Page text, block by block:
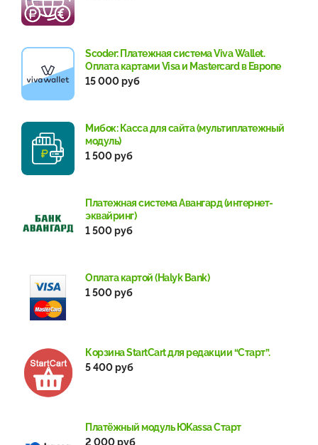
Scoder: Платежная система Viva Wallet.
Оплата картами Visa и Mastercard в Европе
15 000 руб
Мибок: Касса для сайта (мультиплатежный
модуль)
1 500 руб
Платежная система Авангард (интернет-
эквайринг)
1 500 руб
Оплата картой (Halyk Bank)
1 500 руб
Корзина StartСart для редакции “Старт”.
5 400 руб
Платёжный модуль ЮKassa Старт
2 000 руб